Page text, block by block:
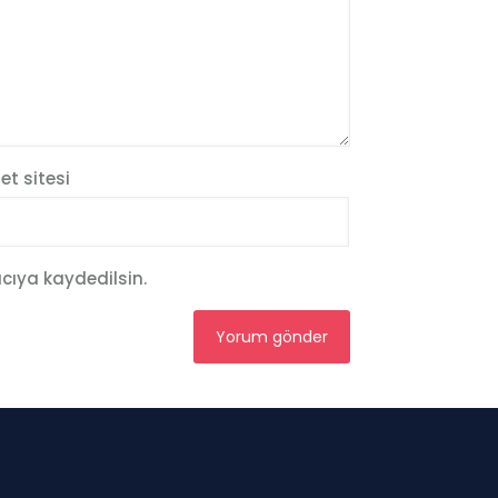
sitesi
kaydedilsin.